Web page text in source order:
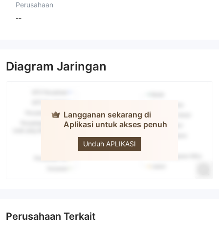
Perusahaan
--
Diagram Jaringan
Langganan sekarang di
Aplikasi untuk akses penuh
Unduh APLIKASI
Capital 19
Perusahaan Terkait